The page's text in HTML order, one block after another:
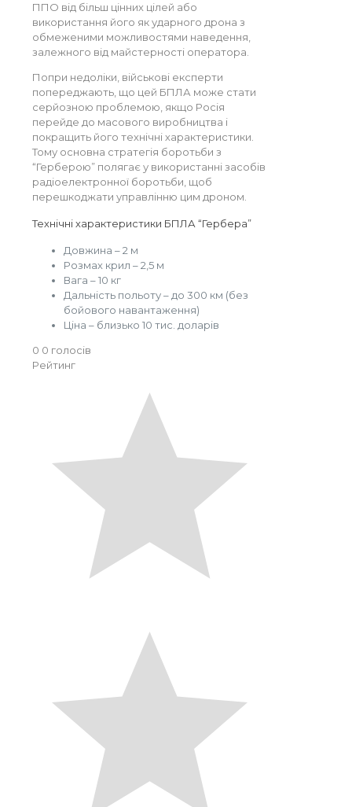
ППО від більш цінних цілей або
використання його як ударного дрона з
обмеженими можливостями наведення,
залежного від майстерності оператора.
Попри недоліки, військові експерти
попереджають, що цей БПЛА може стати
серйозною проблемою, якщо Росія
перейде до масового виробництва і
покращить його технічні характеристики.
Тому основна стратегія боротьби з
“Герберою” полягає у використанні засобів
радіоелектронної боротьби, щоб
перешкоджати управлінню цим дроном.
Технічні характеристики БПЛА “Гербера”
Довжина – 2 м
Розмах крил – 2,5 м
Вага – 10 кг
Дальність польоту – до 300 км (без
бойового навантаження)
Ціна – близько 10 тис. доларів
0 0 голосів
Рейтинг